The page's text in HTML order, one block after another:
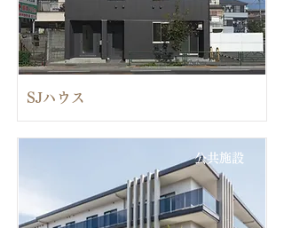
SJハウス
公共施設